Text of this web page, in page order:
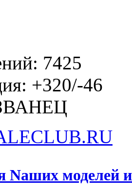
7425
+320/-46
Nаших моделей